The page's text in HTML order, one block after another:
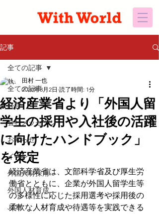
記事
全ての記事
経営
会社メッセージ
お知らせ
イベント
外国人材採用
外国人材育成
JAPI
全ての記事
経済産業省より「外国人留
学生の採用や入社後の活躍
に向けたハンドブック」
を策定
田村 一也
2020年3月2日 読了時間: 1分
経済産業省は、文部科学省及び厚生労
働省とともに、企業が外国人留学生等
の多様性に応じた採用選考や採用後の
柔軟な人材育成や待遇等を実践できる